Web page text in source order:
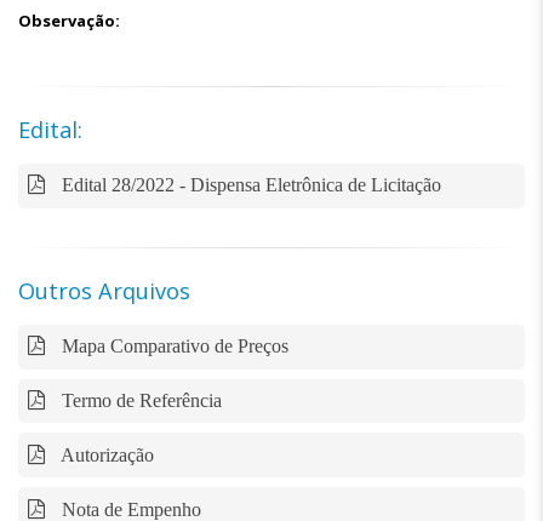
Observação:
Edital:
Edital 28/2022 - Dispensa Eletrônica de Licitação
Outros Arquivos
Mapa Comparativo de Preços
Termo de Referência
Autorização
Nota de Empenho